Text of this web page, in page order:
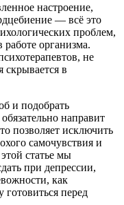
настроение,
— всё это
проблем,
организма.
не
скрывается в
и подобрать
направит
позволяет исключить
самочувствия и
статье мы
при депрессии,
как
готовиться перед